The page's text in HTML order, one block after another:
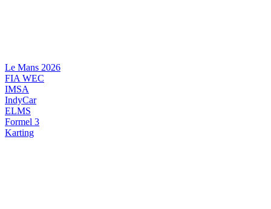
Le Mans 2026
FIA WEC
IMSA
IndyCar
ELMS
Formel 3
Karting